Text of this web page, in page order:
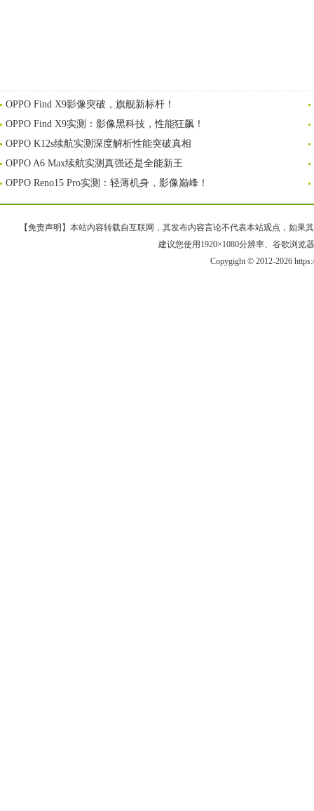
OPPO Find X9影像突破，旗舰新标杆！
OPPO Find X9实测：影像黑科技，性能狂飙！
OPPO K12s续航实测深度解析性能突破真相
OPPO A6 Max续航实测真强还是全能新王
OPPO Reno15 Pro实测：轻薄机身，影像巅峰！
【免责声明】本站内容转载自互联网，其发布内容言论不代表本站观点，如果
建议您使用1920×1080分辨率、谷歌浏览
Copygight © 2012-2026